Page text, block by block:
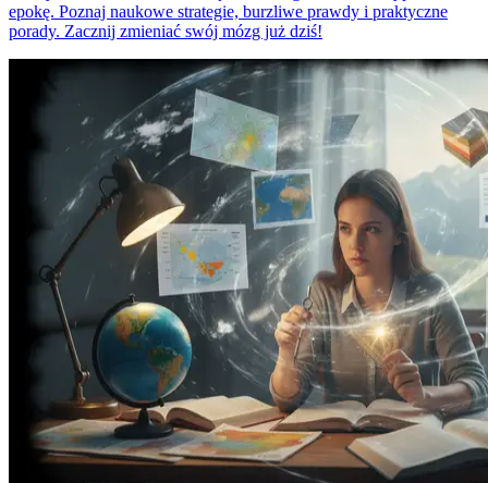
epokę. Poznaj naukowe strategie, burzliwe prawdy i praktyczne
porady. Zacznij zmieniać swój mózg już dziś!